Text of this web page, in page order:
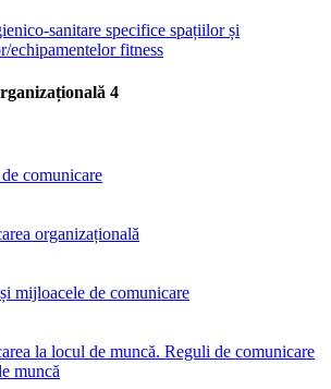
sanitare specifice spațiilor și
echipamentelor fitness
4
comunicare
organizațională
mijloacele de comunicare
la locul de muncă. Reguli de comunicare
muncă